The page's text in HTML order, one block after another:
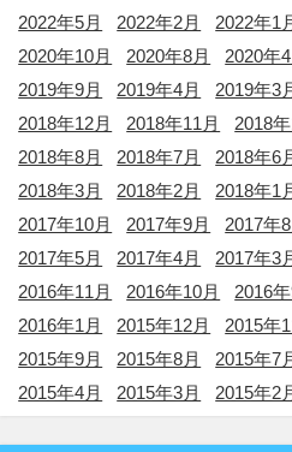
2022年5月
2022年2月 2022年1
2020年10月
2020年8月 2020年4
2019年9月
2019年4月 2019年3
2018年12月
2018年11月 2018
2018年8月
2018年7月 2018年6
2018年3月
2018年2月 2018年1
2017年10月
2017年9月 2017年8
2017年5月
2017年4月 2017年3
2016年11月
2016年10月 2016
2016年1月
2015年12月 2015年
2015年9月
2015年8月 2015年7
2015年4月
2015年3月 2015年2